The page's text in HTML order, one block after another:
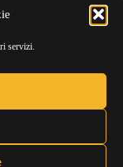
servizi.
|
con la